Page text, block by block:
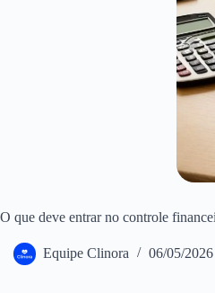
O que deve entrar no controle
Equipe Clinora 06/05/2026